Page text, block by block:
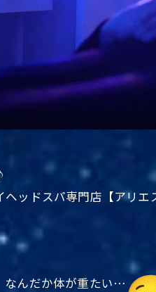
ヘッドスパ専門店【アリエ
なんだか体が重たい…